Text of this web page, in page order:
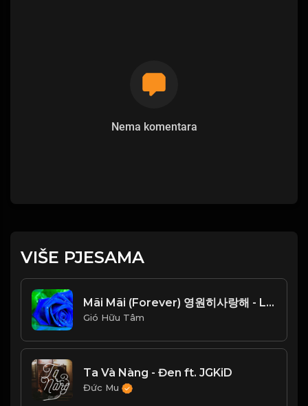
Nema komentara
VIŠE PJESAMA
Mãi Mãi (Forever) 영원히사랑해 - Lam Trường (안재욱) Beat Chuẩn_1766654396787
Gió Hữu Tâm
Ta Và Nàng - Đen ft. JGKiD
Đức Mu